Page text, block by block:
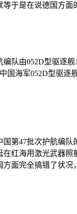
于是在说德国方面
队由052D型驱逐
海军052D型驱逐
第47批次护航编
红海用激光武器
面完全搞错了状况